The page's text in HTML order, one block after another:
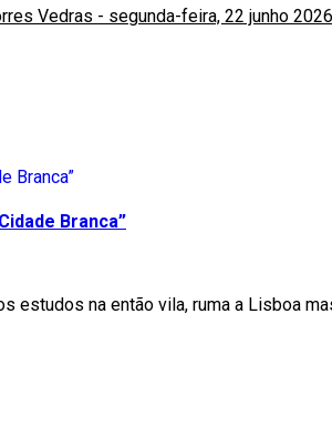
Vedras - segunda-feira, 22 junho
Branca”
estudos na então vila, ruma a Lisboa